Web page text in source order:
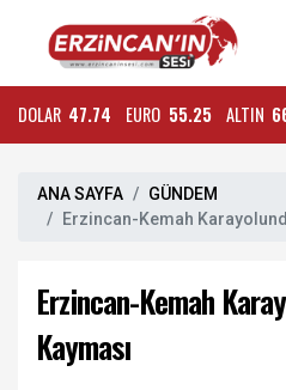
DOLAR 47.74 EURO 55.25 ALTIN
ANA SAYFA
GÜNDEM
Erzincan-Kemah
Erzincan-Kemah
Kayması